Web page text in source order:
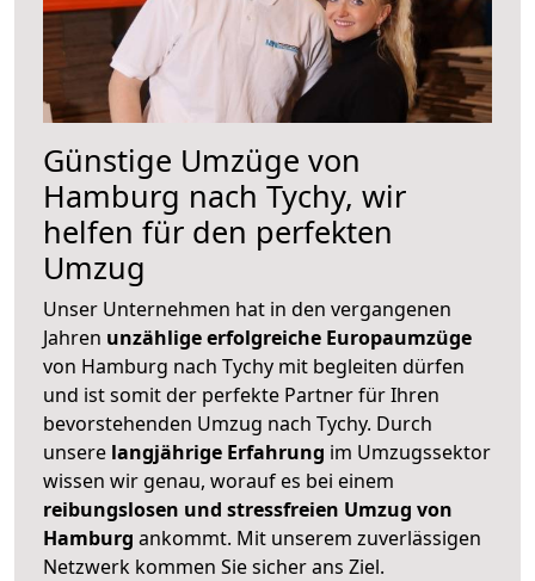
Günstige Umzüge von
Hamburg nach Tychy, wir
helfen für den perfekten
Umzug
Unser Unternehmen hat in den vergangenen
Jahren unzählige erfolgreiche Europaumzüge
von Hamburg nach Tychy mit begleiten dürfen
und ist somit der perfekte Partner für Ihren
bevorstehenden Umzug nach Tychy. Durch
unsere langjährige Erfahrung im Umzugssektor
wissen wir genau, worauf es bei einem
reibungslosen und stressfreien Umzug von
Hamburg ankommt. Mit unserem zuverlässigen
Netzwerk kommen Sie sicher ans Ziel.